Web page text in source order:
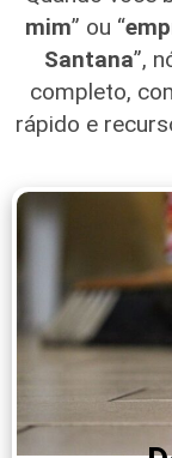
mim” ou “
Santana”,
completo,
rápido e